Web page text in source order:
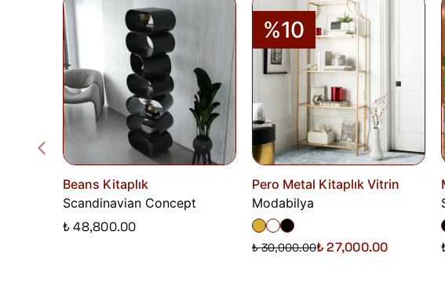
Beans Kitaplık
Scandinavian Concept
₺ 48,800.00
%10
Pero Metal Kitaplık Vitrin
Modabilya
₺ 30,000.00₺ 27,000.00